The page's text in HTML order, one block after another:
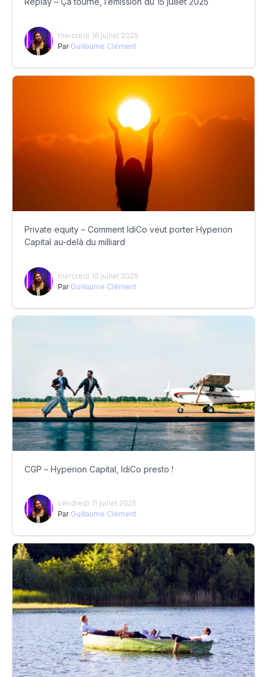
mercredi 16 juillet 2025
Par Guillaume Clément
Private equity – Comment IdiCo veut porter Hyperion
Capital au-delà du milliard
mercredi 16 juillet 2025
Par Guillaume Clément
CGP – Hyperion Capital, IdiCo presto !
vendredi 11 juillet 2025
Par Guillaume Clément